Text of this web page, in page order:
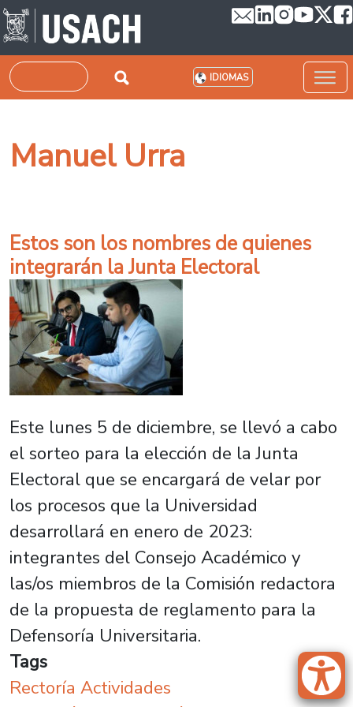
Pasar al contenido principal
Buscar IDIOMAS
Manuel Urra
Estos son los nombres de quienes
integrarán la Junta Electoral
Este lunes 5 de diciembre, se llevó a cabo
el sorteo para la elección de la Junta
Electoral que se encargará de velar por
los procesos que la Universidad
desarrollará en enero de 2023:
integrantes del Consejo Académico y
las/os miembros de la Comisión redactora
de la propuesta de reglamento para la
Defensoría Universitaria.
Tags
Rectoría Actividades